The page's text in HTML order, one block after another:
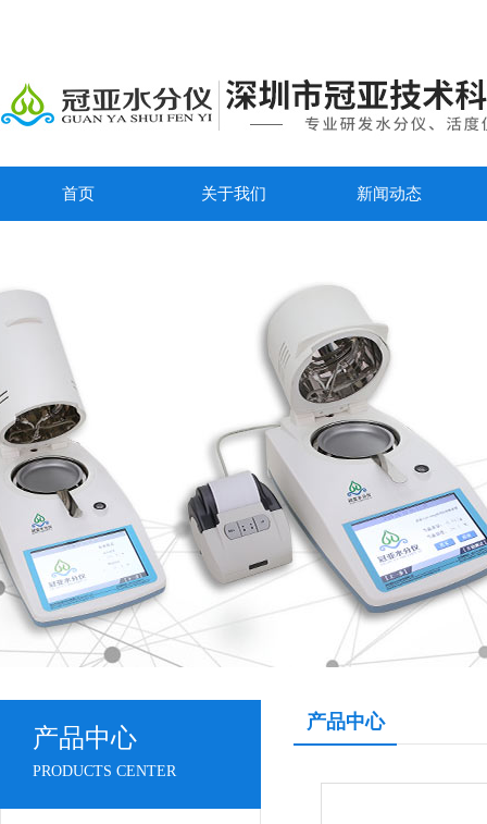
首页 关于我们 新闻动态
产品中心
PRODUCTS CENTER
产品中心